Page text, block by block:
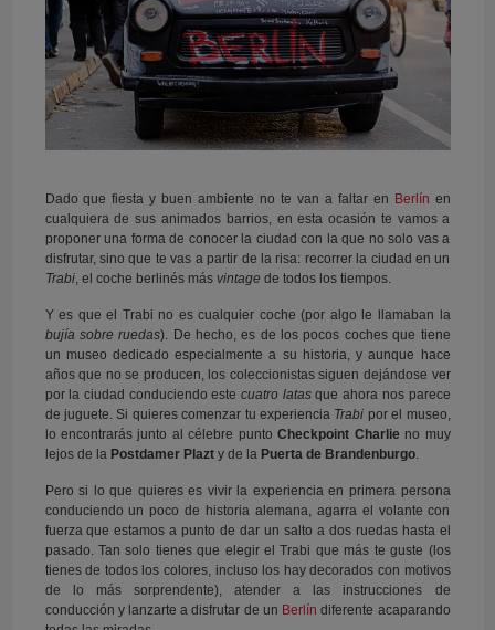
Dado que fiesta y buen ambiente no te van a faltar en Berlín en
cualquiera de sus animados barrios, en esta ocasión te vamos a
proponer una forma de conocer la ciudad con la que no solo vas a
disfrutar, sino que te vas a partir de la risa: recorrer la ciudad en un
Trabi, el coche berlinés más vintage de todos los tiempos.
Y es que el Trabi no es cualquier coche (por algo le llamaban la
bujía sobre ruedas). De hecho, es de los pocos coches que tiene
un museo dedicado especialmente a su historia, y aunque hace
años que no se producen, los coleccionistas siguen dejándose ver
por la ciudad conduciendo este cuatro latasque ahora nos parece
de juguete. Si quieres comenzar tu experienciaTrabi por el museo,
lo encontrarás junto al célebre punto Checkpoint Charlie no muy
lejos de la Postdamer Plazty de la Puerta de Brandenburgo.
Pero si lo que quieres es vivir la experiencia en primera persona
conduciendo un poco de historia alemana, agarra el volante con
fuerza que estamos a punto de dar un salto a dos ruedas hasta el
pasado. Tan solo tienes que elegir el Trabi que más te guste (los
tienes de todos los colores, incluso los hay decorados con motivos
de lo más sorprendente), atender a las instrucciones de
conducción y lanzarte a disfrutar de un Berlín diferente acaparando